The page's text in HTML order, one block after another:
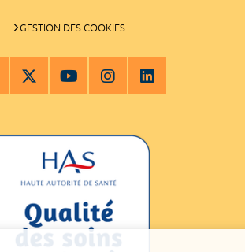
GESTION DES COOKIES